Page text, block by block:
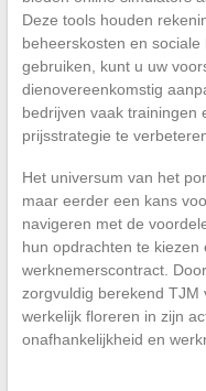
Deze tools houden
beheerskosten en
gebruiken, kunt u uw
dienovereenkomstig
bedrijven vaak trainingen
prijsstrategie te
Het universum van het
maar eerder een kans
navigeren met de
hun opdrachten te
werknemerscontract.
zorgvuldig berekend TJM
werkelijk floreren in zijn
onafhankelijkheid en